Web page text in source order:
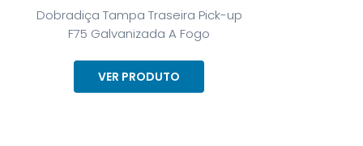
Dobradiça Tampa Traseira Pick-up
F75 Galvanizada A Fogo
VER PRODUTO